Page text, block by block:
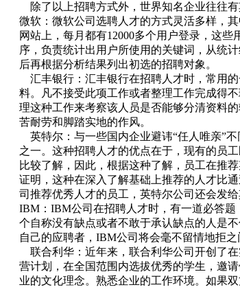
除了以上招聘方式外，世界知名企业往往有
微软：微软公司选聘人才的方式灵活多样，
网站上，每月都有12000多个用户登录，这
序，负责统计出用户所使用的关键词，从统
后再根据分析结果列出初选的招聘对象。
汇丰银行：汇丰银行在招聘人才时，常用
料。凡不接受此项工作或者整理工作完成得
理这种工作来考察该人员是否能够分清资料
苦耐劳和脚踏实地的作风。
英特尔：与一些国内企业避讳“任人唯亲”
之一。这种招聘人才的优点在于，现有的员
比较了解，因此，根据这种了解，员工在推
证明，这种在深入了解基础上推荐的人才比
司推荐优秀人才的员工，英特尔公司还会发给
IBM：IBM公司在招聘人才时，有一道必答
个自称没有缺点或者不敢于承认缺点的人是
自己的应聘者，IBM公司将会毫不留情地拒之
联合利华：近年来，联合利华公司开创了
营计划，在全国范围内选拔优秀的学生，邀
业的文化理念。熟悉企业的工作环境。如果